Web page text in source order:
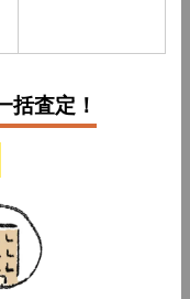
括査定！